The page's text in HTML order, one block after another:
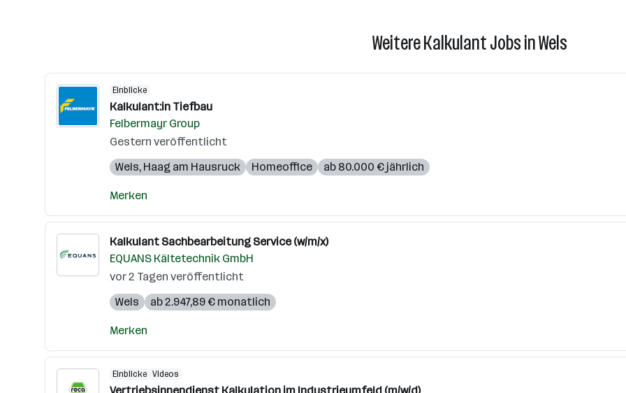
Weitere Kalkulant Jobs in Wels
Einblicke
Kalkulant:in Tiefbau
Felbermayr Group
Gestern veröffentlicht
Wels, Haag am Hausruck Homeoffice ab 80.000 € jährlich
Merken
Kalkulant Sachbearbeitung Service (w/m/x)
EQUANS Kältetechnik GmbH
vor 2 Tagen veröffentlicht
Wels
ab 2.947,89 € monatlich
Merken
Einblicke Videos